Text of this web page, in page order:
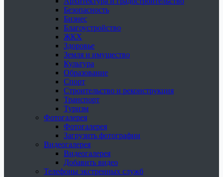
Безопасность
Бизнес
Благоустройство
ЖКХ
Здоровье
Земля и имущество
Культура
Образование
Спорт
Строительство и реконструкция
Транспорт
Туризм
Фотогалерея
Фотогалерея
Загрузить фотографии
Видеогалерея
Видеогалерея
Добавить видео
Телефоны экстренных служб